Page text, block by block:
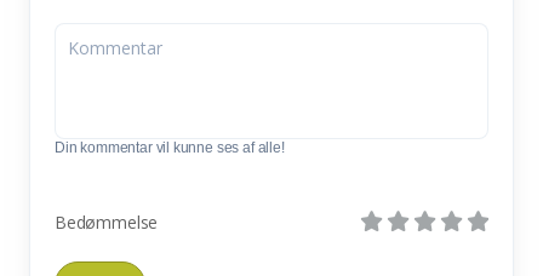
Din kommentar vil kunne ses af alle!
Bedømmelse